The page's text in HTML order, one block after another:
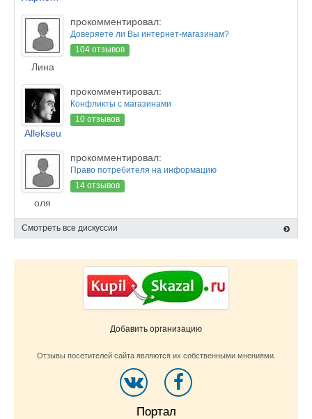
Лина
прокомментировал:
Доверяете ли Вы интернет-магазинам?
104 отзывов
Allekseu
прокомментировал:
Конфликты с магазинами
10 отзывов
оля
прокомментировал:
Право потребителя на информацию
14 отзывов
Смотреть все дискуссии
Добавить организацию
Отзывы посетителей сайта являются их собственными мнениями.
Портал